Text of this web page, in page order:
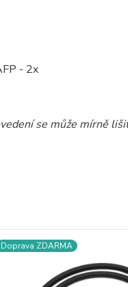
- 2x
se může mírně
Doprava ZDARMA